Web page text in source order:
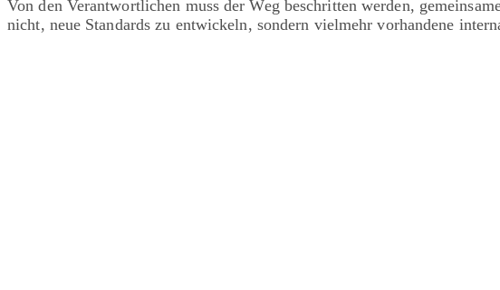
Von den Verantwortlichen muss der Weg beschritten werden,
nicht, neue Standards zu entwickeln, sondern vielmehr vorhandene